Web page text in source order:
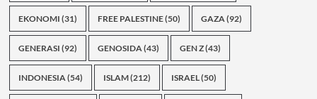
EKONOMI (31) FREE PALESTINE(50) GAZA(92)
GENERASI (92) GENOSIDA(43) GEN Z(43)
INDONESIA(54) ISLAM(212) ISRAEL(50)